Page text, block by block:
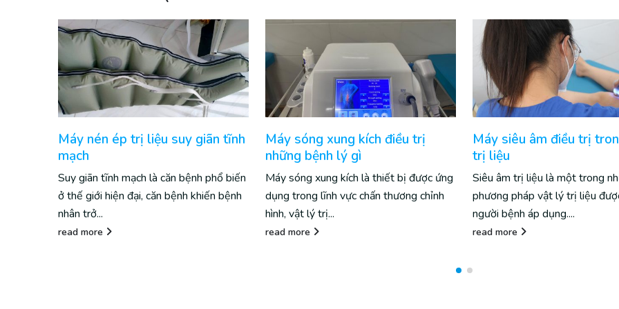
Máy sóng xung kích điều trị
những bệnh lý gì
Máy sóng xung kích là thiết bị được ứng
dụng trong lĩnh vực chấn thương chỉnh
hình, vật lý trị...
read more
Máy siêu âm điều trị trong vật lý
trị liệu
Siêu âm trị liệu là một trong những
phương pháp vật lý trị liệu được nhiều
người bệnh áp dụng....
read more
Từ trường siêu dẫn
Máy từ trường siêu dẫn có khả
điều trị đa dạng các mặt bệnh
là thoái hóa...
read more